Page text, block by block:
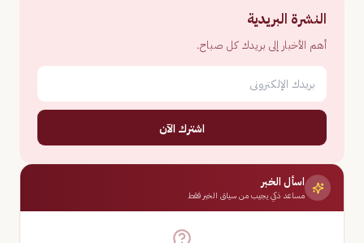
النشرة البريدية
أهم الأخبار إلى بريدك كل صباح.
اشترك الآن
اسأل الخبر
مساعد ذكي يجيب من سياق الخبر فقط